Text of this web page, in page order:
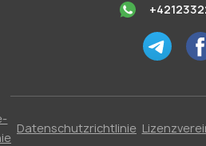
Datenschutzrichtlinie